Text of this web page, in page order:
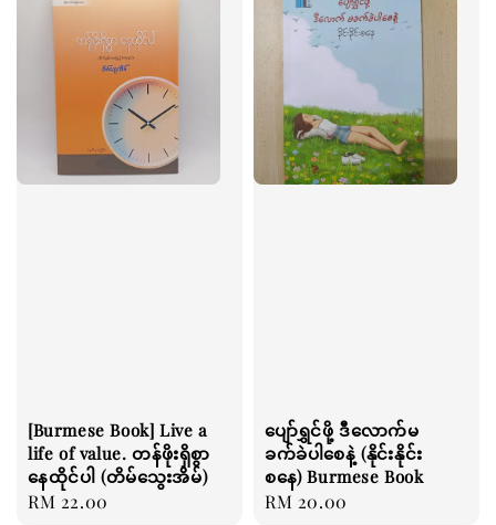
[Burmese Book] Live a
life of value. တန်ဖိုးရှိစွာ
နေထိုင်ပါ (တိမ်သွေးအိမ်)
Regular
RM 22.00
ပျော်ရွှင်ဖို့ ဒီလောက်မ
ခက်ခဲပါစေနဲ့ (နိုင်းနိုင်း
စနေ) Burmese Book
Regular
RM 20.00